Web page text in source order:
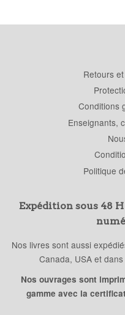
Retours
Conditions
Enseignants,
Politique
Expédition sous 48
Nos livres sont aussi
Canada, USA et
Nos ouvrages sont
gamme avec la